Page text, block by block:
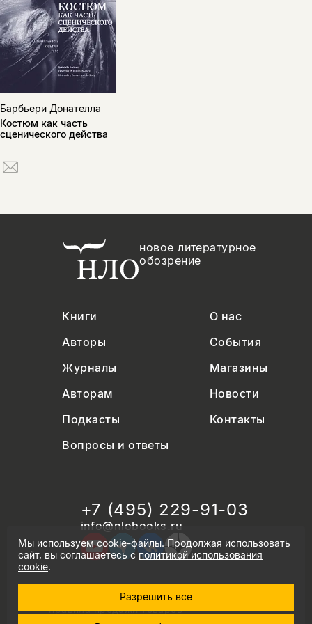
Барбьери Донателла
Костюм как часть
сценического действа
новое литературное
обозрение
Книги
О нас
Авторы
События
Журналы
Магазины
Авторам
Новости
Подкасты
Контакты
Вопросы и ответы
+7 (495) 229-91-03
info@nlobooks.ru
© Новое литературное обозрение. 2026
правила продажи товаров
Мы используем cookie-файлы. Продолжая использовать
сайт, вы соглашаетесь сполитикой использования
cookie.
Разрешить все